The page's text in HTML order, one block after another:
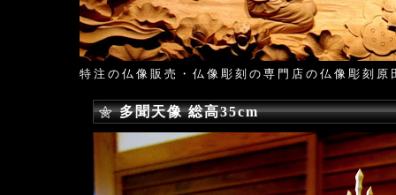
特注の仏像販売・仏像彫刻の専門店の仏像彫刻原
多聞天像 総高35cm